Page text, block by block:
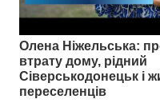
Олена Ніжельська:
втрату дому, рідний
Сіверськодонецьк і
переселенців